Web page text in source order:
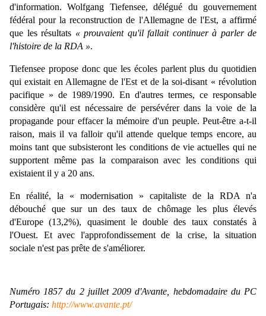
d'information. Wolfgang Tiefensee, délégué du gouvernement
fédéral pour la reconstruction de l'Allemagne de l'Est, a affirmé
que les résultats « prouvaient qu'il fallait continuer à parler de
l'histoire de la RDA ».
Tiefensee propose donc que les écoles parlent plus du quotidien
qui existait en Allemagne de l'Est et de la soi-disant « révolution
pacifique » de 1989/1990. En d'autres termes, ce responsable
considère qu'il est nécessaire de persévérer dans la voie de la
propagande pour effacer la mémoire d'un peuple. Peut-être a-t-il
raison, mais il va falloir qu'il attende quelque temps encore, au
moins tant que subsisteront les conditions de vie actuelles qui ne
supportent même pas la comparaison avec les conditions qui
existaient il y a 20 ans.
En réalité, la « modernisation » capitaliste de la RDA n'a
débouché que sur un des taux de chômage les plus élevés
d'Europe (13,2%), quasiment le double des taux constatés à
l'Ouest. Et avec l'approfondissement de la crise, la situation
sociale n'est pas prête de s'améliorer.
Numéro 1857 du 2 juillet 2009 d'Avante, hebdomadaire du PC
Portugais: http://www.avante.pt/